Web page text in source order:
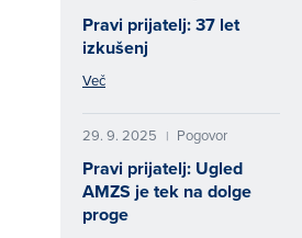
Pravi prijatelj: 37 let
izkušenj
Več
29. 9. 2025 | Pogovor
Pravi prijatelj: Ugled
AMZS je tek na dolge
proge